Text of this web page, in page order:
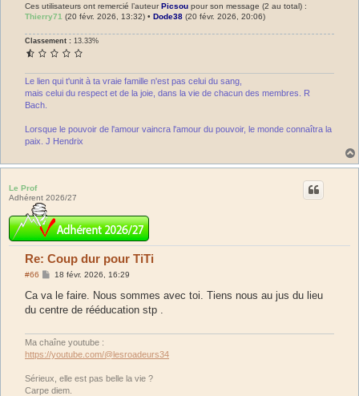
Ces utilisateurs ont remercié l’auteurPicsou pour son message (2 au total) :
Thierry71 (20 févr. 2026, 13:32) • Dode38 (20 févr. 2026, 20:06)
Classement : 13.33%
Le lien qui t'unit à ta vraie famille n'est pas celui du sang,
mais celui du respect et de la joie, dans la vie de chacun des membres. R
Bach.
Lorsque le pouvoir de l'amour vaincra l'amour du pouvoir, le monde connaîtra la
paix. J Hendrix
Le Prof
Adhérent 2026/27
Re: Coup dur pour TiTi
#66
M
s
a
18 févr. 2026, 16:29
Ca va le faire. Nous sommes avec toi. Tiens nous au jus du lieu
du centre de rééducation stp .
Ma chaîne youtube :
https://youtube.com/@lesroadeurs34
Sérieux, elle est pas belle la vie ?
Carpe diem.